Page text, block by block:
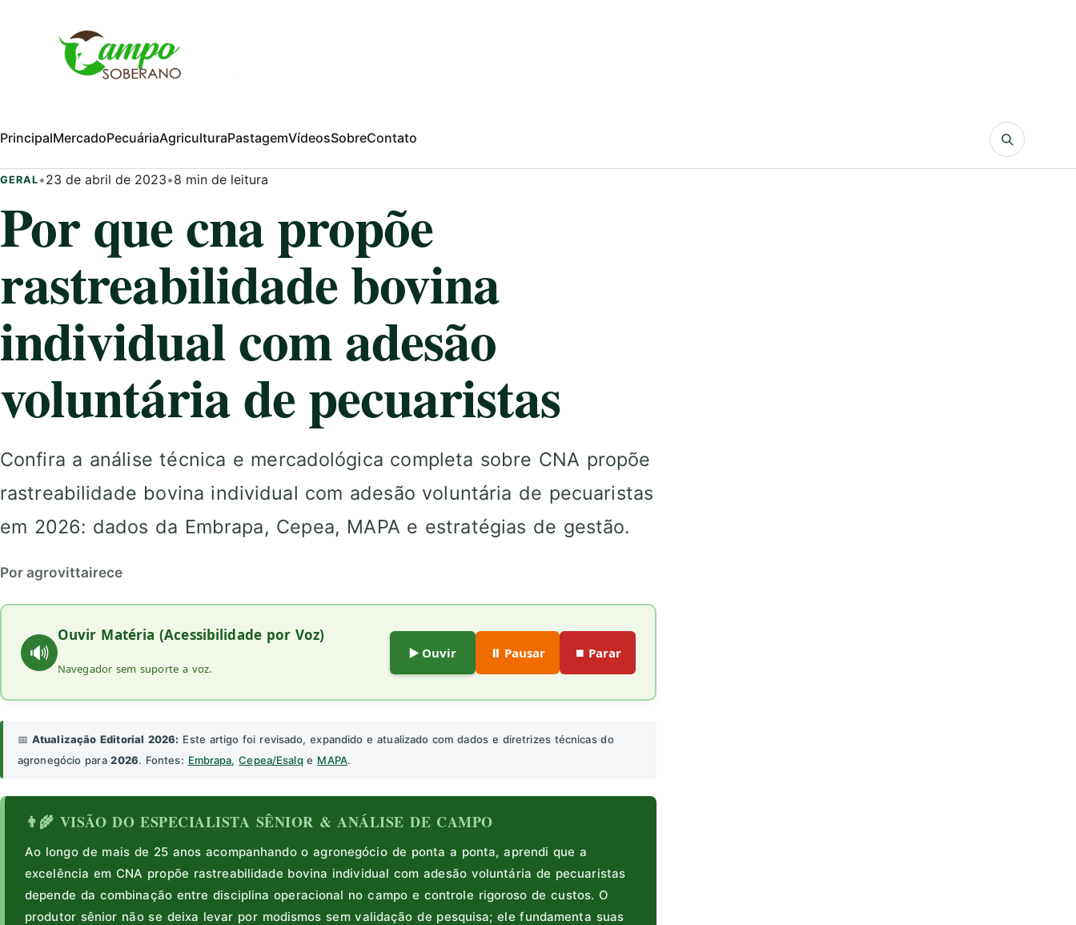
PrincipalMercadoPecuáriaAgriculturaPastagemVídeosSobreContato
GERAL •23 de abril de 2023•8 min de leitura
Por que cna propõe
rastreabilidade bovina
individual com adesão
voluntária de pecuaristas
Confira a análise técnica e mercadológica completa sobre CNA propõe
rastreabilidade bovina individual com adesão voluntária de pecuaristas
em 2026: dados da Embrapa, Cepea, MAPA e estratégias de gestão.
Por agrovittairece
🔊
Ouvir Matéria (Acessibilidade por Voz)
Navegador sem suporte a voz.
▶️ Ouvir ⏸️ Pausar ⏹️ Parar
📅 Atualização Editorial 2026: Este artigo foi revisado, expandido e atualizado com dados e diretrizes técnicas do
agronegócio para2026. Fontes: Embrapa,Cepea/Esalq e MAPA.
👨‍🌾 VISÃO DO ESPECIALISTA SÊNIOR & ANÁLISE DE CAMPO
Ao longo de mais de 25 anos acompanhando o agronegócio de ponta a ponta, aprendi que a
excelência em CNA propõe rastreabilidade bovina individual com adesão voluntária de pecuaristas
depende da combinação entre disciplina operacional no campo e controle rigoroso de custos. O
produtor sênior não se deixa levar por modismos sem validação de pesquisa; ele fundamenta suas